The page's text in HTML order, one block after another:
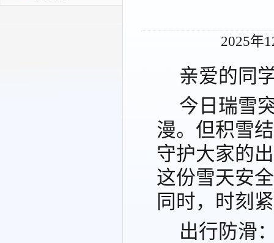
2025年
亲爱的同
今日瑞雪
漫。但积雪
守护大家的
这份雪天安
同时，时刻
出行防滑